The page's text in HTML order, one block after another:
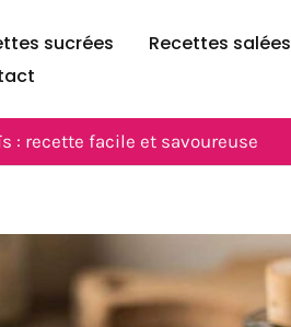
sucrées Recettes salées
: recette facile et savoureuse